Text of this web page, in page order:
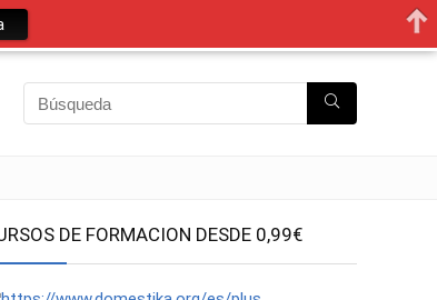
DE FORMACION DESDE 0,99€